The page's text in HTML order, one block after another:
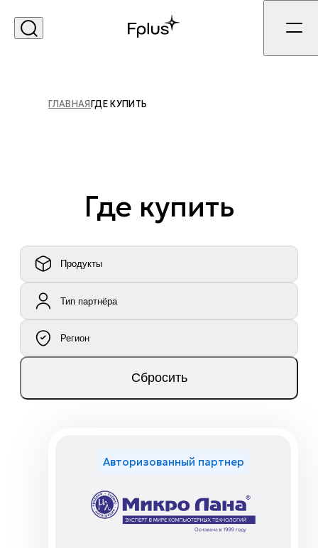
ГЛАВНАЯ ГДЕ КУПИТЬ
Где купить
Продукты
Тип партнёра
Регион
Сбросить
Авторизованный партнер